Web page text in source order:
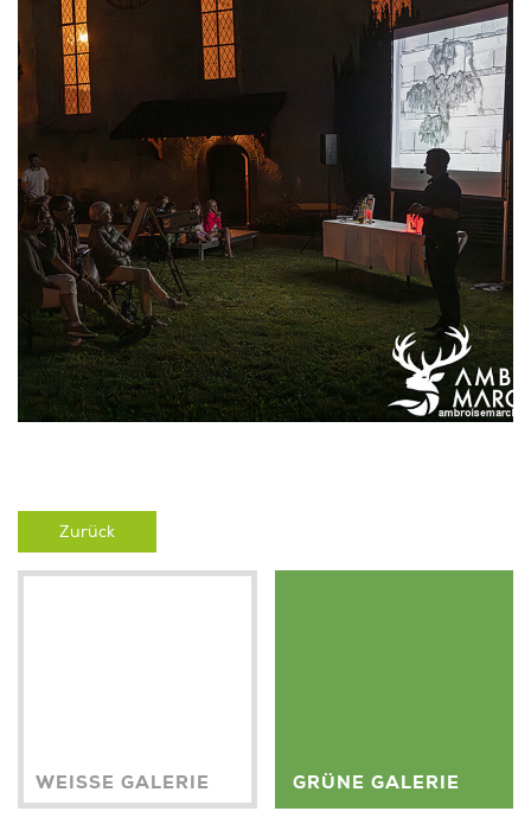
Zurück
WEISSE GALERIE GRÜNE GALERIE